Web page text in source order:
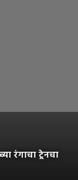
रंगाचा ट्रेनचा